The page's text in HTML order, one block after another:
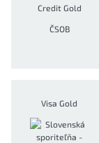
ČSOB
Visa Gold